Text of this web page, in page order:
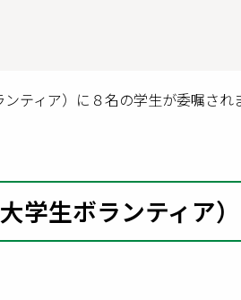
ティア）に８名の学生が委嘱され
学生ボランティア